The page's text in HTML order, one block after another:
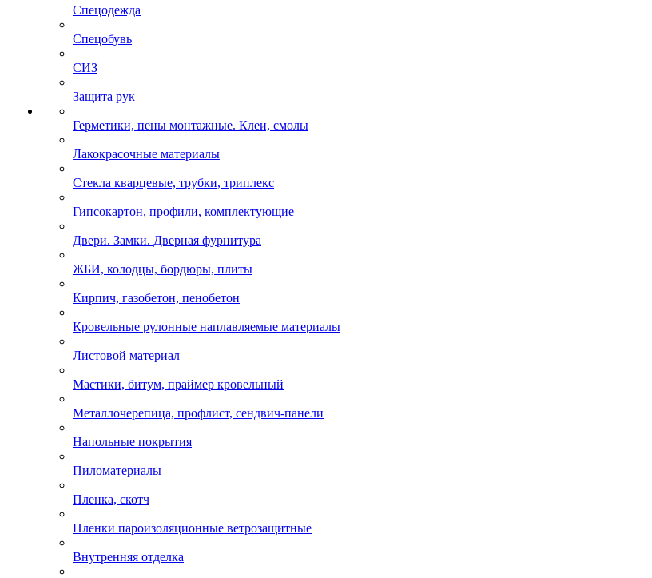
Спецодежда
Спецобувь
СИЗ
Защита рук
Герметики, пены монтажные. Клеи, смолы
Лакокрасочные материалы
Стекла кварцевые, трубки, триплекс
Гипсокартон, профили, комплектующие
Двери. Замки. Дверная фурнитура
ЖБИ, колодцы, бордюры, плиты
Кирпич, газобетон, пенобетон
Кровельные рулонные наплавляемые материалы
Листовой материал
Мастики, битум, праймер кровельный
Металлочерепица, профлист, сендвич-панели
Напольные покрытия
Пиломатериалы
Пленка, скотч
Пленки пароизоляционные ветрозащитные
Внутренняя отделка